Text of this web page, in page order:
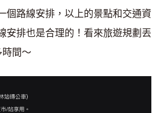
個路線安排，以上的景點和交通資
安排也是合理的！看來旅遊規劃丟
間～